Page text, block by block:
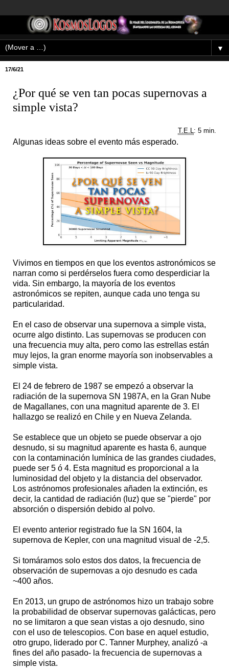
▼
17/6/21
¿Por qué se ven tan pocas supernovas a
simple vista?
T.E.L : 5 min.
Algunas ideas sobre el evento más esperado.
Vivimos en tiempos en que los eventos astronómicos se
narran como si perdérselos fuera como desperdiciar la
vida. Sin embargo, la mayoría de los eventos
astronómicos se repiten, aunque cada uno tenga su
particularidad.
En el caso de observar una supernova a simple vista,
ocurre algo distinto. Las supernovas se producen con
una frecuencia muy alta, pero como las estrellas están
muy lejos, la gran enorme mayoría son inobservables a
simple vista.
El 24 de febrero de 1987 se empezó a observar la
radiación de la supernova SN 1987A, en la Gran Nube
de Magallanes, con una magnitud aparente de 3. El
hallazgo se realizó en Chile y en Nueva Zelanda.
Se establece que un objeto se puede observar a ojo
desnudo, si su magnitud aparente es hasta 6, aunque
con la contaminación lumínica de las grandes ciudades,
puede ser 5 ó 4. Esta magnitud es proporcional a la
luminosidad del objeto y la distancia del observador.
Los astrónomos profesionales añaden la extinción, es
decir, la cantidad de radiación (luz) que se "pierde" por
absorción o dispersión debido al polvo.
El evento anterior registrado fue la SN 1604, la
supernova de Kepler, con una magnitud visual de -2,5.
Si tomáramos solo estos dos datos, la frecuencia de
observación de supernovas a ojo desnudo es cada
~400 años.
En 2013, un grupo de astrónomos hizo un trabajo sobre
la probabilidad de observar supernovas galácticas, pero
no se limitaron a que sean vistas a ojo desnudo, sino
con el uso de telescopios. Con base en aquel estudio,
otro grupo, liderado por C. Tanner Murphey, analizó -a
fines del año pasado- la frecuencia de supernovas a
simple vista.